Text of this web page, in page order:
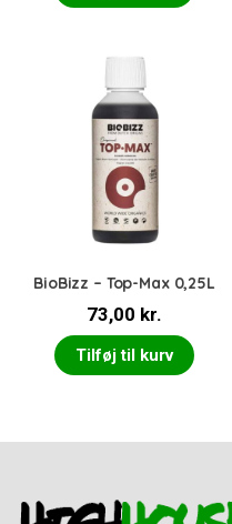
BioBizz – Top-Max 0,25L
73,00 kr.
Tilføj til kurv